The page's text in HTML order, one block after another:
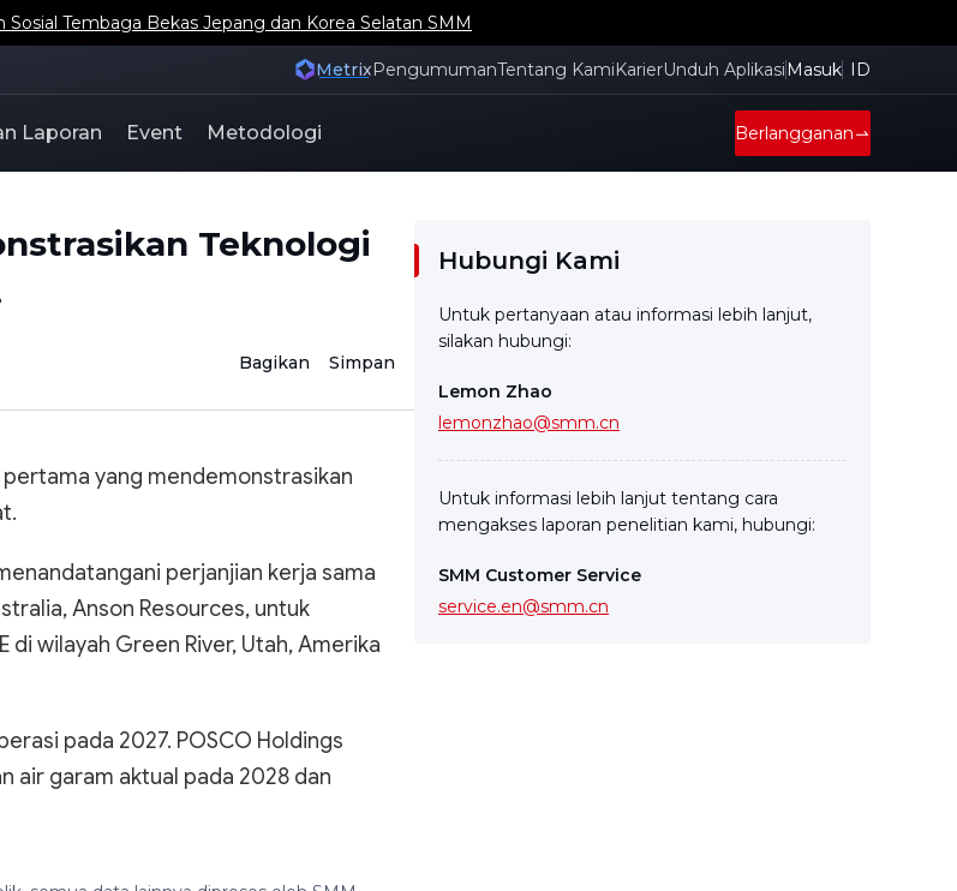
Tembaga Bekas Jepang dan Korea Selatan SMM
MetrixPengumumanTentang KamiKarierUnduh Aplikasi Masuk ID
Laporan Event Metodologi Berlangganan
Teknologi
Bagikan Simpan
pertama yang mendemonstrasikan
perjanjian kerja sama
Anson Resources, untuk
wilayah Green River, Utah, Amerika
pada 2027. POSCO Holdings
air garam aktual pada 2028 dan
Hubungi Kami
Untuk pertanyaan atau informasi lebih lanjut,
silakan hubungi:
Lemon Zhao
lemonzhao@smm.cn
Untuk informasi lebih lanjut tentang cara
mengakses laporan penelitian kami, hubungi:
SMM Customer Service
service.en@smm.cn